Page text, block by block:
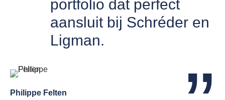
portfolio dat perfect
aansluit bij Schréder en
Ligman.
Philippe Felten